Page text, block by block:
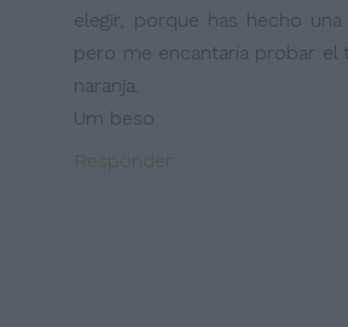
elegir, porque has hecho
pero me encantaría probar el
naranja.
Um beso
Responder